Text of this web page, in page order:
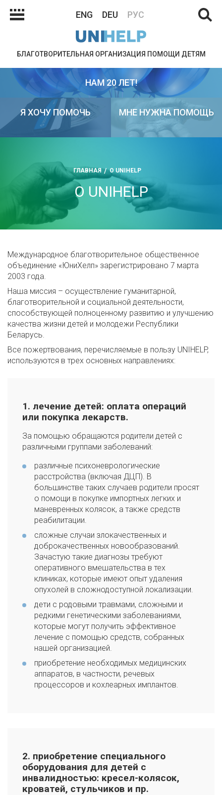
ENG DEU РУС
БЛАГОТВОРИТЕЛЬНАЯ ОРГАНИЗАЦИЯ ПОМОЩИ ДЕТЯМ
НАМ 20 ЛЕТ!
Я ХОЧУ ПОМОЧЬ МНЕ НУЖНА ПОМОЩЬ
ГЛАВНАЯ О UNIHELP
О UNIHELP
Международное благотворительное общественное
объединение «ЮниХелп» зарегистрировано 7 марта
2003 года.
Наша миссия – осуществление гуманитарной,
благотворительной и социальной деятельности,
способствующей полноценному развитию и улучшению
качества жизни детей и молодежи Республики
Беларусь.
Все пожертвования, перечисляемые в пользу UNIHELP,
используются в трех основных направлениях:
1. лечение детей: оплата операций
или покупка лекарств.
За помощью обращаются родители детей с
различными группами заболеваний:
различные психоневрологические
расстройства (включая ДЦП). В
большинстве таких случаев родители просят
о помощи в покупке импортных легких и
маневренных колясок, а также средств
реабилитации.
сложные случаи злокачественных и
доброкачественных новообразований.
Зачастую такие диагнозы требуют
оперативного вмешательства в тех
клиниках, которые имеют опыт удаления
опухолей в сложнодоступной локализации.
дети с родовыми травмами, сложными и
редкими генетическими заболеваниями,
которые могут получить эффективное
лечение с помощью средств, собранных
нашей организацией.
приобретение необходимых медицинских
аппаратов, в частности, речевых
процессоров и кохлеарных имплантов.
2. приобретение специального
оборудования для детей с
инвалидностью: кресел-колясок,
кроватей, стульчиков и пр.